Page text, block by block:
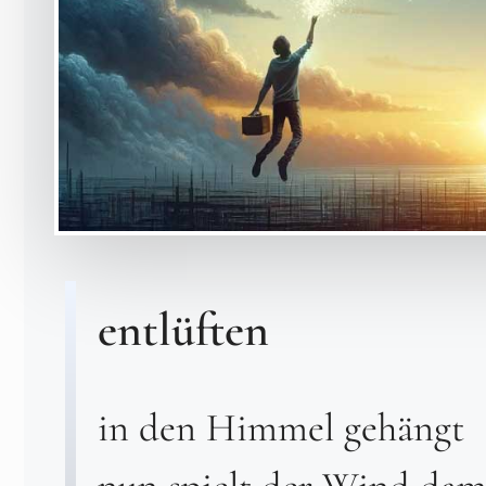
entlüften
in den Himmel gehängt